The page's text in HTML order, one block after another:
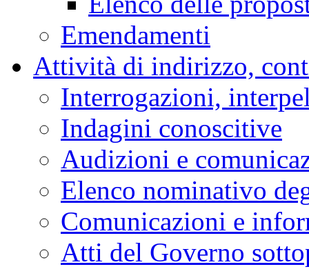
Emendamenti
Attività di indirizzo,
Interrogazioni,
Indagini conoscitive
Audizioni e
Elenco nominativo
Comunicazioni e
Atti del Governo